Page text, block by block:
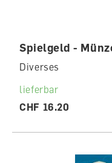
Spielgeld -
Diverses
lieferbar
CHF 16.20